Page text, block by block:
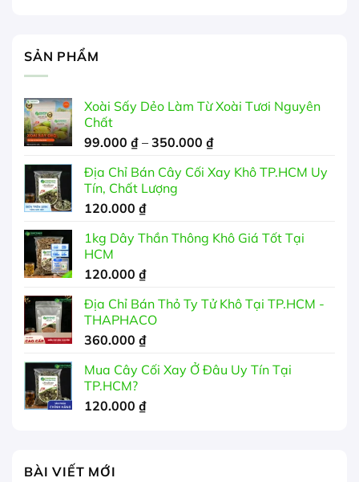
SẢN PHẨM
Xoài Sấy Dẻo Làm Từ Xoài Tươi Nguyên
Chất
99.000 ₫ – 350.000 ₫Khoảng
từ
Địa Chỉ Bán Cây Cối Xay Khô TP.HCM Uy
Tín, Chất Lượng
120.000 ₫
1kg Dây Thần Thông Khô Giá Tốt Tại
HCM
120.000 ₫
Địa Chỉ Bán Thỏ Ty Tử Khô Tại TP.HCM -
THAPHACO
360.000 ₫
Mua Cây Cối Xay Ở Đâu Uy Tín Tại
TP.HCM?
120.000 ₫
BÀI VIẾT MỚI